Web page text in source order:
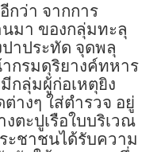
กว่า จากการ
มา ของกลุ่มทะลุ
าประทัด จุดพลุ
กรมดุริยางค์ทหาร
กลุ่มผู้ก่อเหตุยิง
างๆ ใส่ตำรวจ อยู่
ตะปูเรือใบบริเวณ
ะชาชนได้รับความ